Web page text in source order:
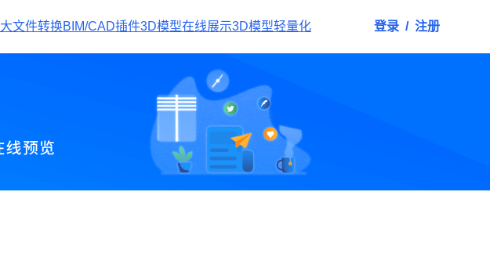
大文件转换BIM/CAD插件3D模型在线展示3D模型轻量化 登录 / 注册